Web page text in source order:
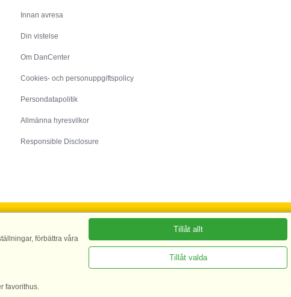
Innan avresa
Din vistelse
Om DanCenter
Cookies- och personuppgiftspolicy
Persondatapolitik
Allmänna hyresvilkor
Responsible Disclosure
6575 - CVR: 67324013
förbättra våra
favorithus.
Tillåt allt
Tillåt valda